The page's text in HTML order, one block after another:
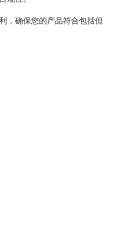
，确保您的产品符合包括但